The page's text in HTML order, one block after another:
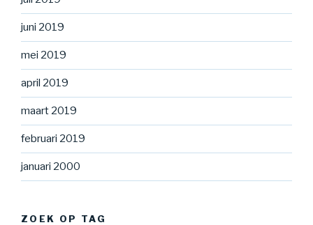
juni 2019
mei 2019
april 2019
maart 2019
februari 2019
januari 2000
ZOEK OP TAG